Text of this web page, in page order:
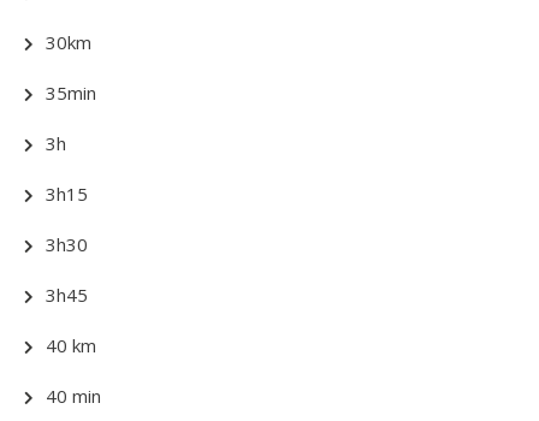
30km
35min
3h
3h15
3h30
3h45
40 km
40 min